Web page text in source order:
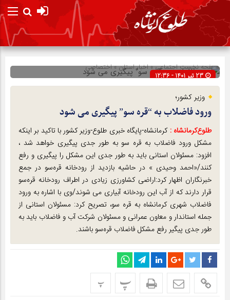
صفحه نخستاجتماعی»اخبار استان»اختصاصی
23 تیر 1401 - 12:36
شناسه : 279164
وزیر کشور؛
ورود فاضلاب به “قره سو” پیگیری می شود
طلوع‌‌کرمانشاه : کرمانشاه-پایگاه خبری طلوع-وزیر کشور با تاکید بر اینکه
مشکل ورود فاضلاب به قره سو به طور جدی پیگیری خواهد شد ،
افزود: مسئولان استانی باید به طور جدی این مشکل را پیگیری و رفع
کنند/«احمد وحیدی » در حاشیه بازدید از رودخانه قره‌سو در جمع
خبرنگاران اظهار کرد:اراضی کشاورزی زیادی در اطراف رودخانه قره‌سو
قرار دارند که از آب این رودخانه آبیاری می شوند/وی با اشاره به ورود
فاضلاب شهری کرمانشاه به قره سو، تصریح کرد: مسئولان استانی از
جمله استاندار و معاون عمرانی و مسئولان شرکت آب و فاضلاب باید به
طور جدی پیگیر رفع مشکل فاضلاب قره‌سو باشند.
پ پ